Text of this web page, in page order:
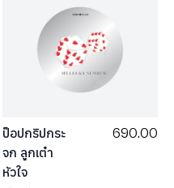
ป็อปกริปกระ
จก ลูกเต๋า
หัวใจ
690.00